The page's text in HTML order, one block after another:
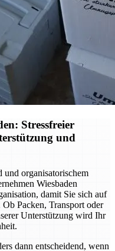
Stressfreier
und
organisatorischem
Wiesbaden
damit Sie sich auf
Packen, Transport oder
Unterstützung wird Ihr
dann entscheidend, wenn